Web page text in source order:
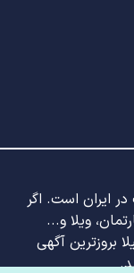
ایران است. اگر
ویلا و...
بروزترین آگهی